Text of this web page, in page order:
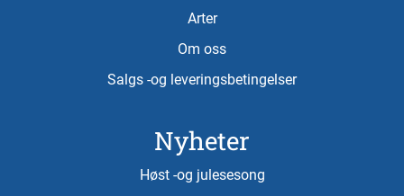
Arter
Om oss
Salgs -og leveringsbetingelser
Nyheter
Høst -og julesesong